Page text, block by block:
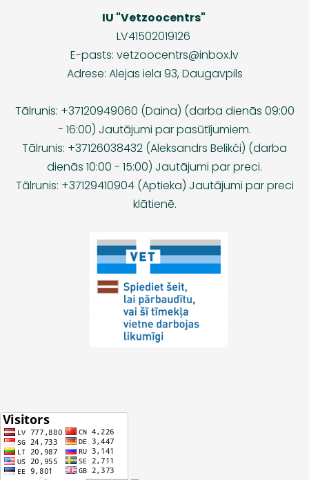
IU "Vetzoocentrs"
LV41502019126
E-pasts: vetzoocentrs@inbox.lv
Adrese: Alejas iela 93, Daugavpils
Tālrunis: +37120949060 (Daina) (darba dienās 09:00
- 16:00) Jautājumi par pasūtījumiem.
Tālrunis: +37126038432 (Aleksandrs Belikči) (darba
dienās 10:00 - 15:00) Jautājumi par preci.
Tālrunis: +37129410904 (Aptieka) Jautājumi par preci
klātienē.